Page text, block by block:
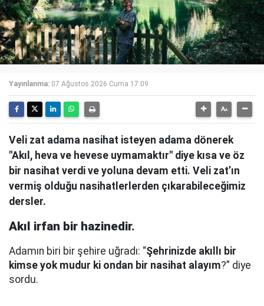
Yayınlanma: 07 Ağustos 2026 Cuma 17:09
Veli zat adama nasihat isteyen adama dönerek
"Akıl, heva ve hevese uymamaktır" diye kısa ve öz
bir nasihat verdi ve yoluna devam etti. Veli zat’ın
vermiş olduğu nasihatlerlerden çıkarabileceğimiz
dersler.
Akıl irfan bir hazinedir.
Adamın biri bir şehire uğradı: “Şehrinizde akıllı bir
kimse yok mudur ki ondan bir nasihat alayım?” diye
sordu.